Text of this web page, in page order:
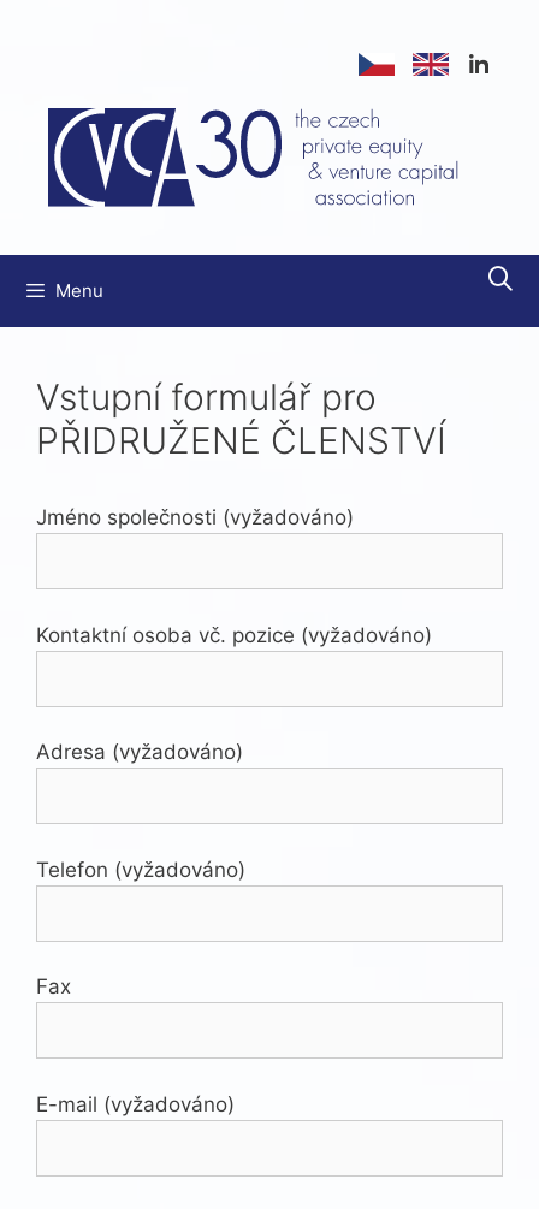
Menu
Vstupní formulář pro
PŘIDRUŽENÉ ČLENSTVÍ
Jméno společnosti (vyžadováno)
Kontaktní osoba vč. pozice (vyžadováno)
Adresa (vyžadováno)
Telefon (vyžadováno)
Fax
E-mail (vyžadováno)